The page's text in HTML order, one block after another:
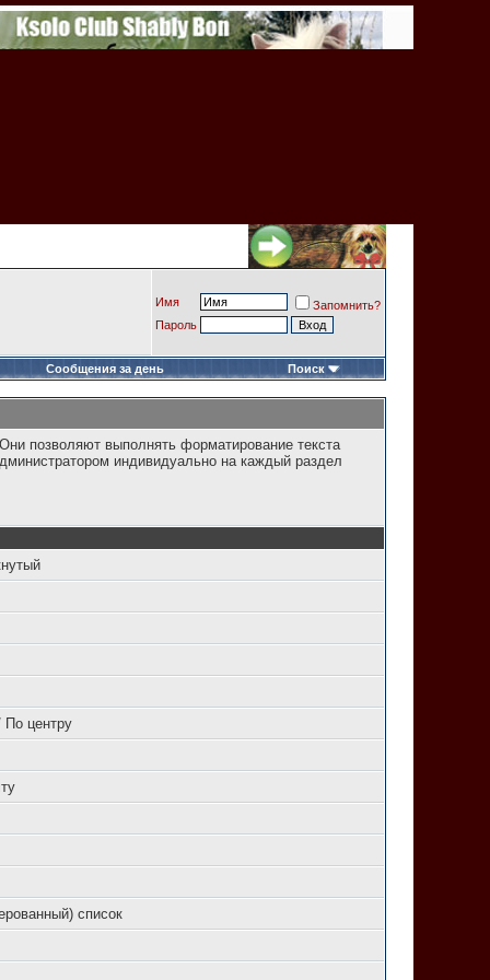
Имя
Запомнить?
Пароль
Сообщения за день Поиск
позволяют выполнять форматирование текста
индивидуально на каждый раздел
центру
список